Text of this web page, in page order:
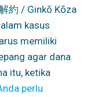
約 / Ginkō Kōza
kasus
memiliki
agar dana
itu, ketika
perlu